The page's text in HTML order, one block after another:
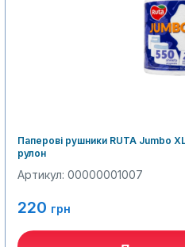
Паперові рушники RUTA Jumbo
рулон
Артикул: 00000001007
220 грн